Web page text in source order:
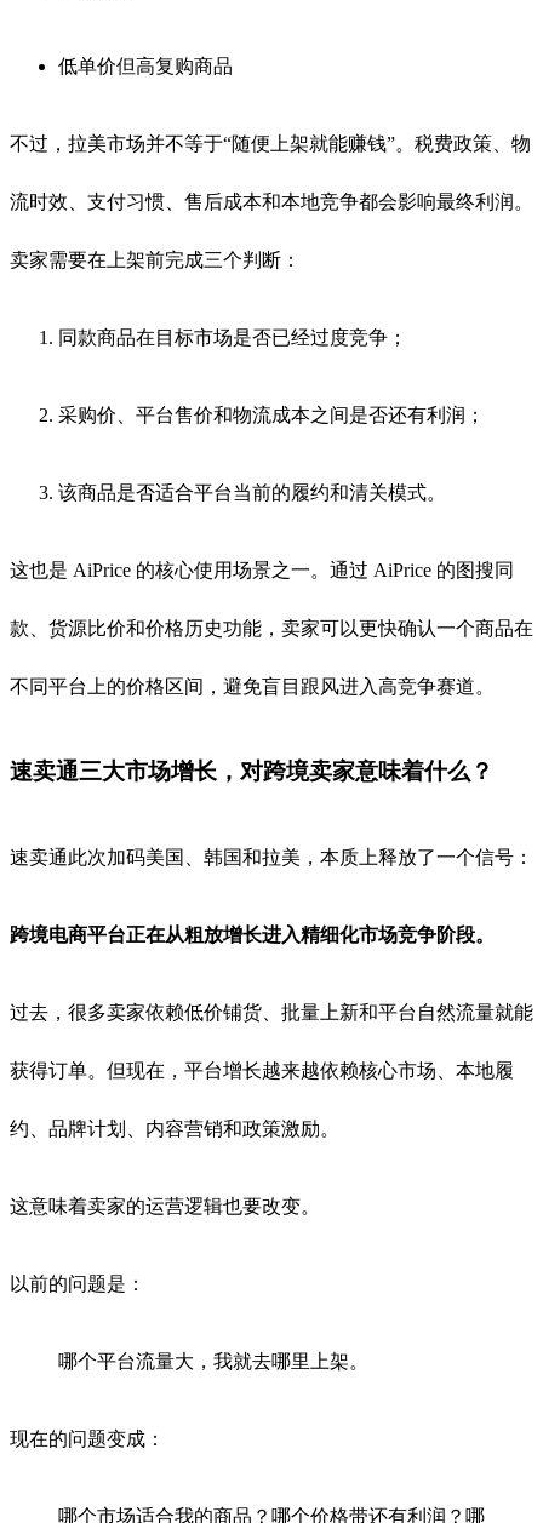
低单价但高复购商品
不过，拉美市场并不等于“随便上架就能赚钱”。税费政策、物
流时效、支付习惯、售后成本和本地竞争都会影响最终利润。
卖家需要在上架前完成三个判断：
同款商品在目标市场是否已经过度竞争；
采购价、平台售价和物流成本之间是否还有利润；
该商品是否适合平台当前的履约和清关模式。
这也是 AiPrice 的核心使用场景之一。通过 AiPrice 的图搜同
款、货源比价和价格历史功能，卖家可以更快确认一个商品在
不同平台上的价格区间，避免盲目跟风进入高竞争赛道。
速卖通三大市场增长，对跨境卖家意味着什么？
速卖通此次加码美国、韩国和拉美，本质上释放了一个信号：
跨境电商平台正在从粗放增长进入精细化市场竞争阶段。
过去，很多卖家依赖低价铺货、批量上新和平台自然流量就能
获得订单。但现在，平台增长越来越依赖核心市场、本地履
约、品牌计划、内容营销和政策激励。
这意味着卖家的运营逻辑也要改变。
以前的问题是：
哪个平台流量大，我就去哪里上架。
现在的问题变成：
哪个市场适合我的商品？哪个价格带还有利润？哪